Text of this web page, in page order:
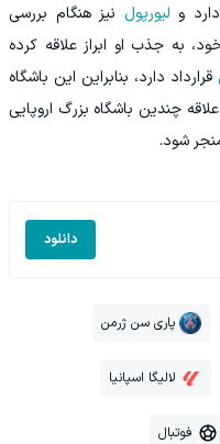
و لیورپول نیز هنگام بررسی
به جذب او ابراز علاقه کرده
قرارداد دارد، بنابراین این باشگاه
چندین باشگاه بزرگ اروپایی
شود.
دانلود
پاری سن ژرمن
لالیگا اسپانیا
فوتبال